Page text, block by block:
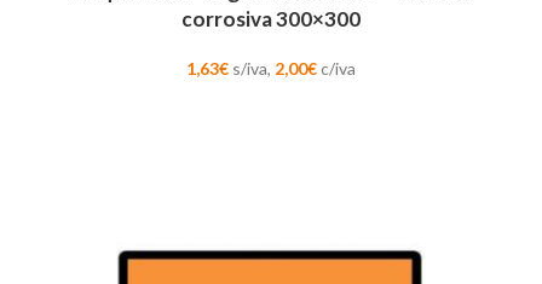
corrosiva 300×300
1,63€ s/iva, 2,00€c/iva